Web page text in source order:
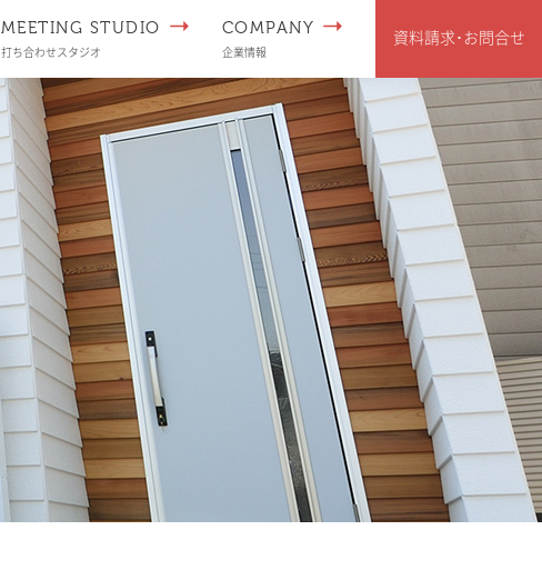
MEETING STUDIO
打ち合わせスタジオ
COMPANY
企業情報
資料請求･お問合せ